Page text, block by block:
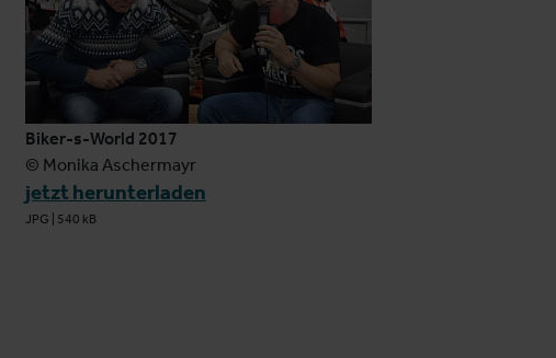
Biker-s-World 2017
© Monika Aschermayr
jetzt herunterladen
JPG 540 kB